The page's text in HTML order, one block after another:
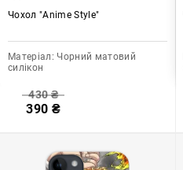
Чохол "Anime Style"
Матеріал: Чорний матовий
силікон
430₴
390 ₴